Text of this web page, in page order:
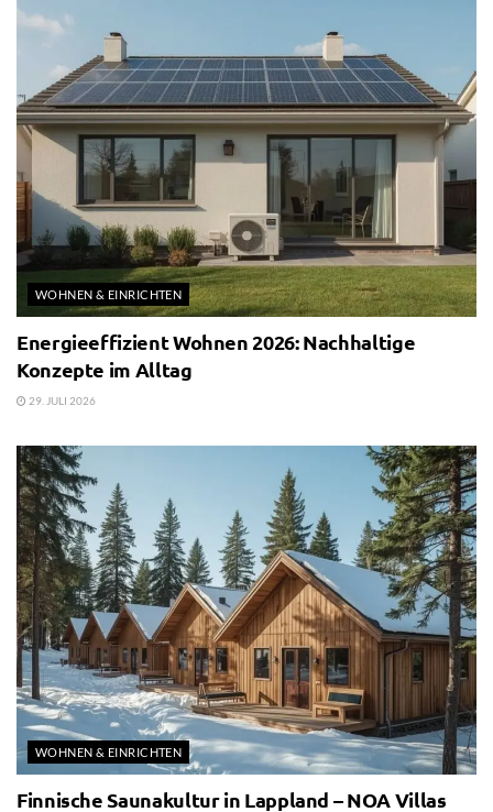
WOHNEN & EINRICHTEN
Energieeffizient Wohnen 2026: Nachhaltige
Konzepte im Alltag
29. JULI 2026
WOHNEN & EINRICHTEN
Finnische Saunakultur in Lappland – NOA Villas